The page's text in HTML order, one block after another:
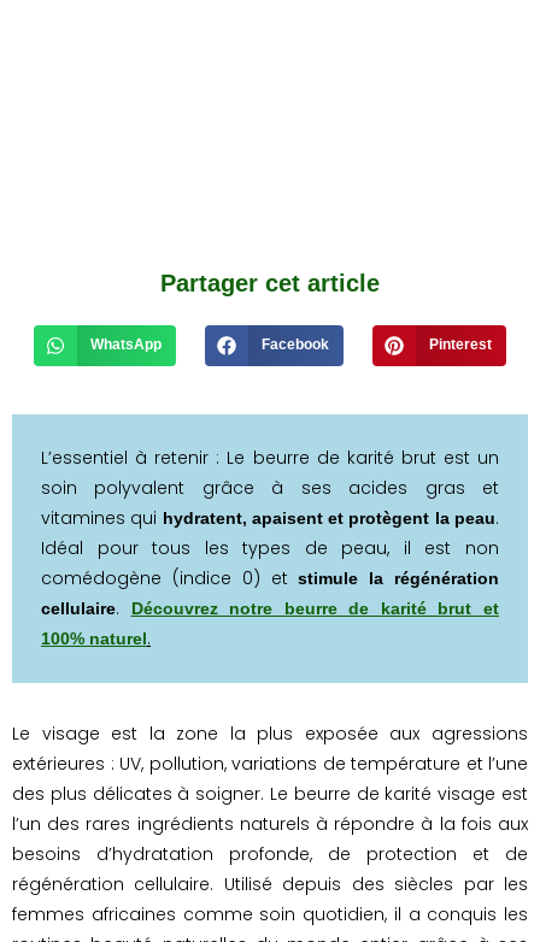
Partager cet article
WhatsApp Facebook Pinterest
L’essentiel à retenir : Le beurre de karité brut est un
soin polyvalent grâce à ses acides gras et
vitamines qui hydratent, apaisent et protègent la peau.
Idéal pour tous les types de peau, il est non
comédogène (indice 0) etstimule la régénération
cellulaire.
Découvrez notre beurre de karité brut et
100% naturel.
Le visage est la zone la plus exposée aux agressions
extérieures : UV, pollution, variations de température et l’une
des plus délicates à soigner. Le beurre de karité visage est
l’un des rares ingrédients naturels à répondre à la fois aux
besoins d’hydratation profonde, de protection et de
régénération cellulaire. Utilisé depuis des siècles par les
femmes africaines comme soin quotidien, il a conquis les